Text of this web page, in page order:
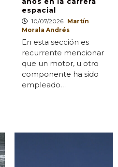
espacial
10/07/2026 Martín
Morala Andrés
En esta sección es
recurrente mencionar
que un motor, u otro
componente ha sido
empleado…